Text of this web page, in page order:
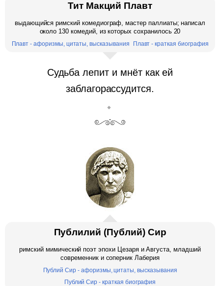
Тит Макций Плавт
выдающийся римский комедиограф, мастер паллиаты; написал
около 130 комедий, из которых сохранилось 20
Плавт - афоризмы, цитаты, высказывания Плавт - краткая биография
Судьба лепит и мнёт как ей
заблагорассудится.
Публилий (Публий) Сир
римский мимический поэт эпохи Цезаря и Августа, младший
современник и соперник Лаберия
Публий Сир - афоризмы, цитаты, высказывания
Публий Сир - краткая биография